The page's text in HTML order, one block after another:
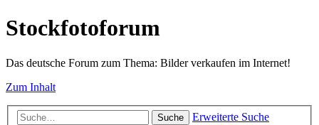
Stockfotoforum
Das deutsche Forum zum Thema: Bilder verkaufen im Internet!
Zum Inhalt
Suche Erweiterte Suche